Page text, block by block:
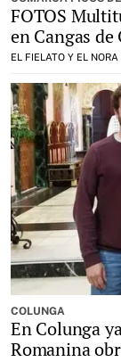
FOTOS
en Cangas de
EL FIELATO Y EL NORA
COLUNGA
En Colunga
Romanina